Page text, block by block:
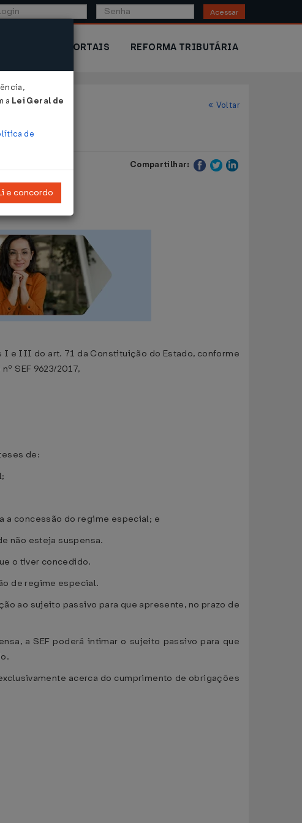
Acessar
PORTAIS REFORMA TRIBUTÁRIA
Voltar
Compartilhar:
I e III do art. 71 da Constituição do Estado, conforme
SEF 9623/2017,
de:
concessão do regime especial; e
não esteja suspensa.
o tiver concedido.
de regime especial.
ao sujeito passivo para que apresente, no prazo de
a SEF poderá intimar o sujeito passivo para que
acerca do cumprimento de obrigações
a Lei Geral de
de
e concordo